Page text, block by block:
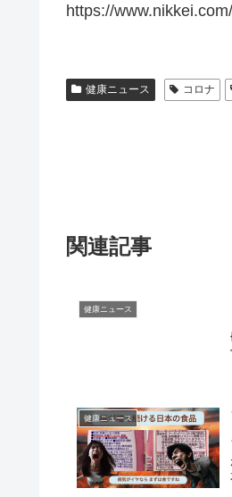
https://
健康ニュース コロナ
関連記事
健康ニュース
健康ニュース